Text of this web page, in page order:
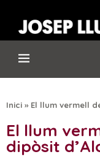
Inici » El llum vermell
El llum
dipòsit